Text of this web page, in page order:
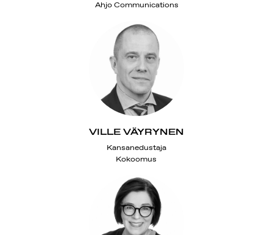
Ahjo Communications
VILLE VÄYRYNEN
Kansanedustaja
Kokoomus